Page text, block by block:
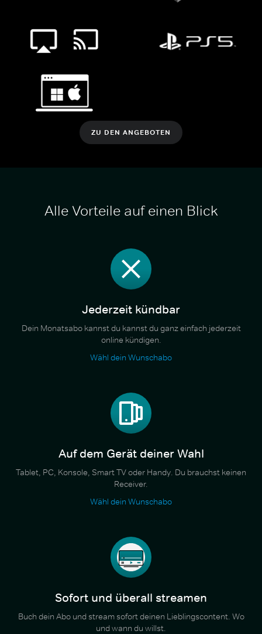
ZU DEN ANGEBOTEN
Alle Vorteile auf einen Blick
Jederzeit kündbar
Dein Monatsabo kannst du kannst du ganz einfach jederzeit
online kündigen.
Wähl dein Wunschabo
Auf dem Gerät deiner Wahl
Tablet, PC, Konsole, Smart TV oder Handy. Du brauchst keinen
Receiver.
Wähl dein Wunschabo
Sofort und überall streamen
Buch dein Abo und stream sofort deinen Lieblingscontent. Wo
und wann du willst.